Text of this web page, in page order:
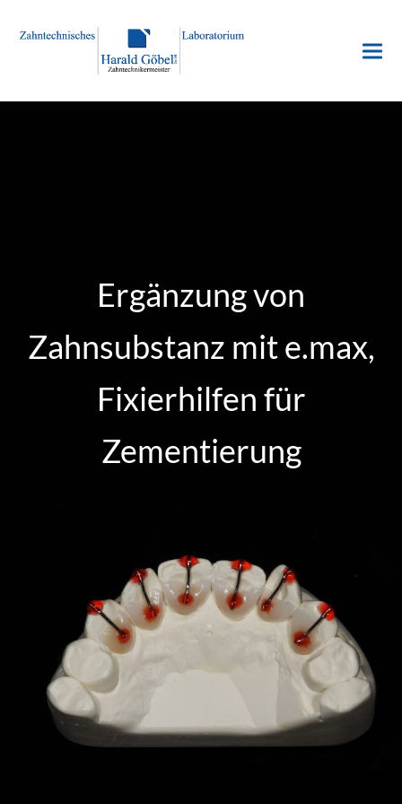
Ergänzung von
Zahnsubstanz mit e.max,
Fixierhilfen für
Zementierung